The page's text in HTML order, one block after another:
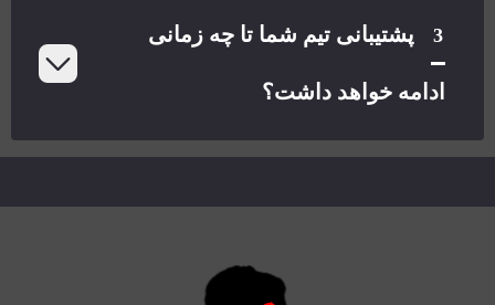
3 پشتیبانی تیم شما تا چه زمانی
ادامه خواهد داشت؟